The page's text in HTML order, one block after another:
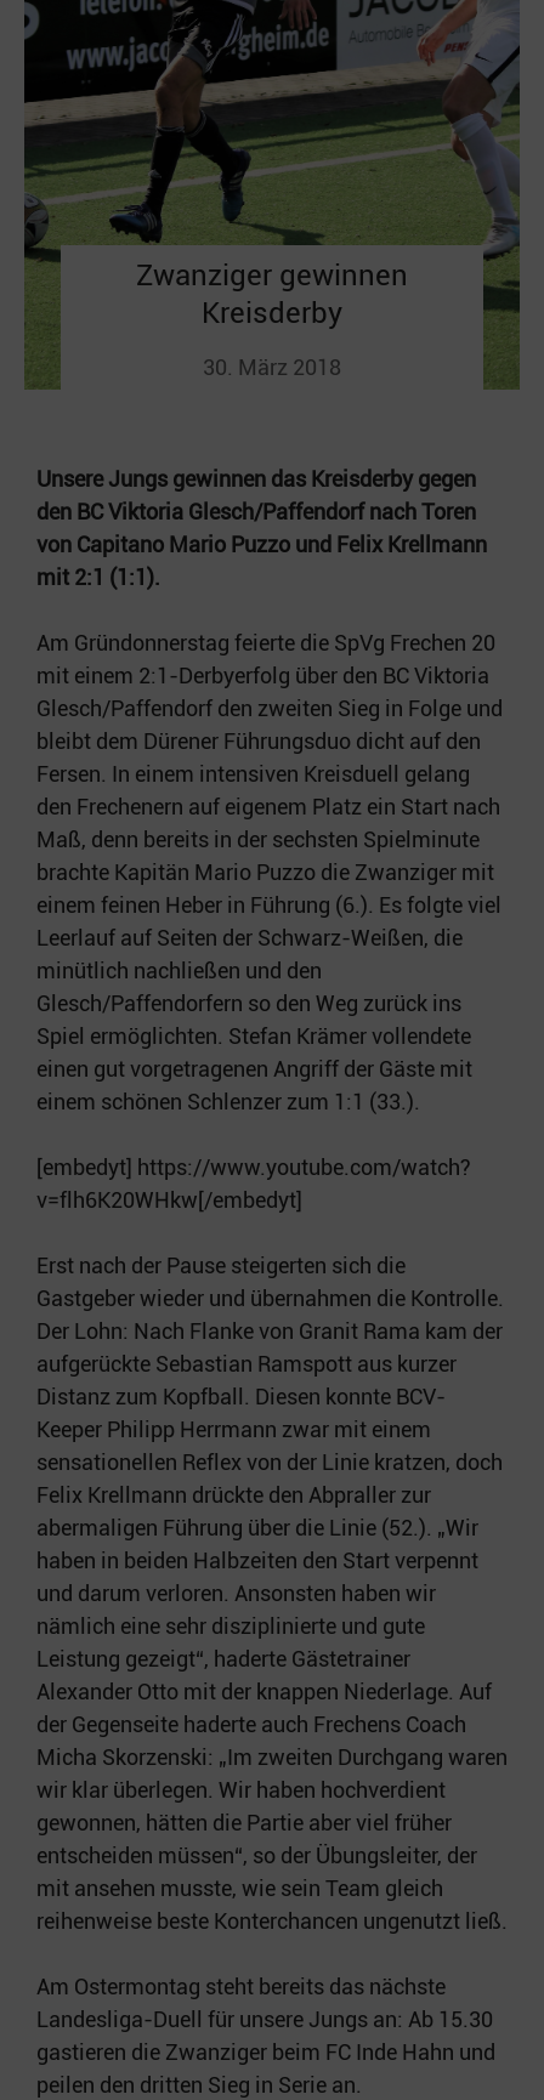
Zwanziger gewinnen
Kreisderby
30. März 2018
Unsere Jungs gewinnen das Kreisderby gegen
den BC Viktoria Glesch/Paffendorf nach Toren
von Capitano Mario Puzzo und Felix Krellmann
mit 2:1 (1:1).
Am Gründonnerstag feierte die SpVg Frechen 20
mit einem 2:1-Derbyerfolg über den BC Viktoria
Glesch/Paffendorf den zweiten Sieg in Folge und
bleibt dem Dürener Führungsduo dicht auf den
Fersen. In einem intensiven Kreisduell gelang
den Frechenern auf eigenem Platz ein Start nach
Maß, denn bereits in der sechsten Spielminute
brachte Kapitän Mario Puzzo die Zwanziger mit
einem feinen Heber in Führung (6.). Es folgte viel
Leerlauf auf Seiten der Schwarz-Weißen, die
minütlich nachließen und den
Glesch/Paffendorfern so den Weg zurück ins
Spiel ermöglichten. Stefan Krämer vollendete
einen gut vorgetragenen Angriff der Gäste mit
einem schönen Schlenzer zum 1:1 (33.).
[embedyt] https://www.youtube.com/watch?
v=flh6K20WHkw[/embedyt]
Erst nach der Pause steigerten sich die
Gastgeber wieder und übernahmen die Kontrolle.
Der Lohn: Nach Flanke von Granit Rama kam der
aufgerückte Sebastian Ramspott aus kurzer
Distanz zum Kopfball. Diesen konnte BCV-
Keeper Philipp Herrmann zwar mit einem
sensationellen Reflex von der Linie kratzen, doch
Felix Krellmann drückte den Abpraller zur
abermaligen Führung über die Linie (52.). „Wir
haben in beiden Halbzeiten den Start verpennt
und darum verloren. Ansonsten haben wir
nämlich eine sehr disziplinierte und gute
Leistung gezeigt“, haderte Gästetrainer
Alexander Otto mit der knappen Niederlage. Auf
der Gegenseite haderte auch Frechens Coach
Micha Skorzenski: „Im zweiten Durchgang waren
wir klar überlegen. Wir haben hochverdient
gewonnen, hätten die Partie aber viel früher
entscheiden müssen“, so der Übungsleiter, der
mit ansehen musste, wie sein Team gleich
reihenweise beste Konterchancen ungenutzt ließ.
Am Ostermontag steht bereits das nächste
Landesliga-Duell für unsere Jungs an: Ab 15.30
gastieren die Zwanziger beim FC Inde Hahn und
peilen den dritten Sieg in Serie an.